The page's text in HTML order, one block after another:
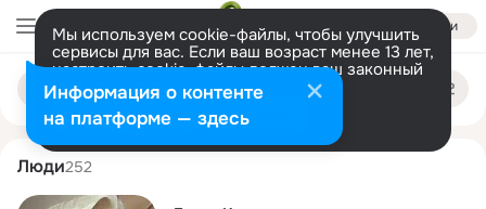
Войти
Мы используем cookie-файлы, чтобы улучшить
сервисы для вас. Если ваш возраст менее 13 лет,
настроить cookie-файлы должен ваш законный
представитель. Больше информации
Разрешить все Настроить
Поиск
людям
elena krivets
Люди252
Информация о контенте
на платформе — здесь